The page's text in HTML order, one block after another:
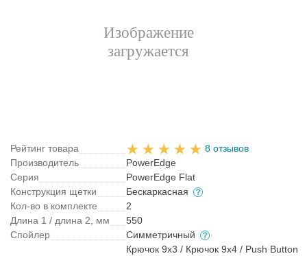
Рейтинг товара
8 отзывов
Производитель
PowerEdge
Серия
PowerEdge Flat
Конструкция щетки
Бескаркасная
Кол-во в комплекте
2
Длина 1 / длина 2, мм
550
Спойлер
Симметричный
Крючок 9x3 / Крючок 9x4 / Push Button